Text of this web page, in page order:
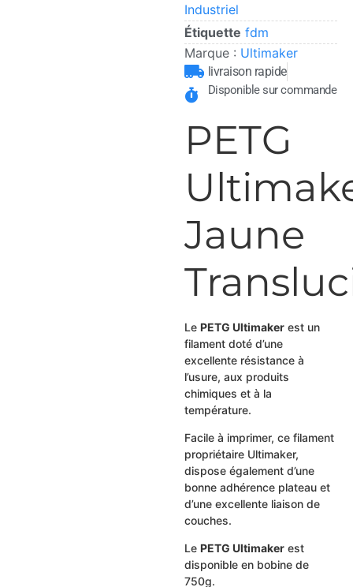
Industriel
Étiquette fdm
Marque : Ultimaker
livraison rapide
Disponible sur commande
PETG
Jaune
Le PETG Ultimakerest un
filament doté d’une
excellente résistance à
l’usure, aux produits
chimiques et à la
température.
Facile à imprimer, ce filament
propriétaire Ultimaker,
dispose également d’une
bonne adhérence plateau et
d’une excellente liaison de
couches.
Le PETG Ultimakerest
disponible en bobine de
750g.